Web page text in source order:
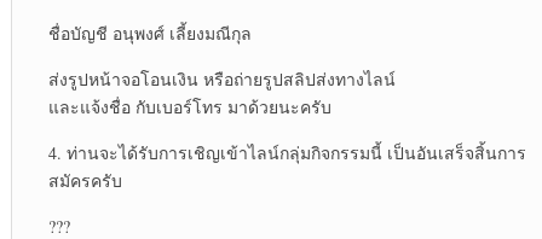
ชื่อบัญชี อนุพงศ์ เลี้ยงมณีกุล
ส่งรูปหน้าจอโอนเงิน หรือถ่ายรูปสลิปส่งทางไลน์
และแจ้งชื่อ กับเบอร์โทร มาด้วยนะครับ
4. ท่านจะได้รับการเชิญเข้าไลน์กลุ่มกิจกรรมนี้ เป็นอันเสร็จสิ้นการ
สมัครครับ
???